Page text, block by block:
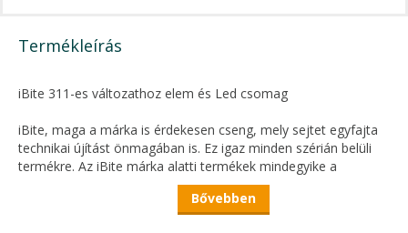
Termékleírás
iBite 311-es változathoz elem és Led csomag
iBite, maga a márka is érdekesen cseng, mely sejtet egyfajta
technikai újítást önmagában is. Ez igaz minden szérián belüli
termékre. Az iBite márka alatti termékek mindegyike a
legfrissebb újításkon és fejlesztéseken alapulnak,
megkönnyítve, érdekesebbé téve a horgászok mindennapjait
és a vízparton eltöltött idejét.
Bővebben